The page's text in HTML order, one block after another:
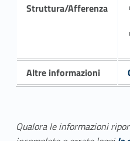
Struttura/Afferenza
Altre informazioni
Qualora le informazioni